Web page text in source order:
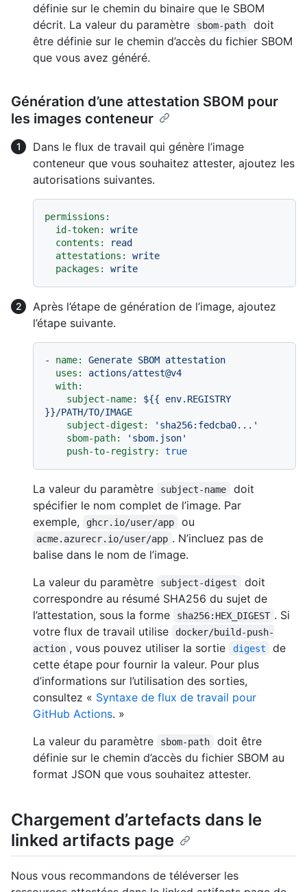
définie sur le chemin du binaire que le SBOM
décrit. La valeur du paramètre
sbom-path
doit
être définie sur le chemin d’accès du fichier SBOM
que vous avez généré.
Génération d’une attestation SBOM pour
les images conteneur
Dans le flux de travail qui génère l’image
conteneur que vous souhaitez attester, ajoutez les
autorisations suivantes.
permissions:
id-token:
write
contents:
read
attestations:
write
packages:
write
Après l’étape de génération de l’image, ajoutez
l’étape suivante.
- name: Generate SBOM attestation
uses:
actions/attest@v4
with:
subject-name:
${{
env.REGISTRY
}}/PATH/TO/IMAGE
subject-digest:
'sha256:fedcba0...'
sbom-path:
'sbom.json'
push-to-registry:
true
La valeur du paramètre subject-name
doit
spécifier le nom complet de l’image. Par
exemple,
ghcr.io/user/app ou
acme.azurecr.io/user/app . N’incluez pas de
balise dans le nom de l’image.
La valeur du paramètre
subject-digest
doit
correspondre au résumé SHA256 du sujet de
l’attestation, sous la forme
sha256:HEX_DIGEST . Si
votre flux de travail utilise
docker/build-push-
action , vous pouvez utiliser la sortie digest
de
cette étape pour fournir la valeur. Pour plus
d’informations sur l’utilisation des sorties,
consultez « Syntaxe de flux de travail pour
GitHub Actions. »
La valeur du paramètre
sbom-path
doit être
définie sur le chemin d’accès du fichier SBOM au
format JSON que vous souhaitez attester.
Chargement d’artefacts dans le
linked artifacts page
Nous vous recommandons de téléverser les